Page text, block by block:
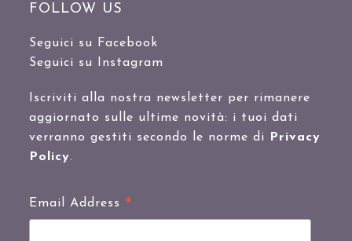
FOLLOW US
Seguici su Facebook
Seguici su Instagram
Iscriviti alla nostra newsletter per rimanere
aggiornato sulle ultime novità: i tuoi dati
verranno gestiti secondo le norme di
Privacy
Policy.
Email Address *